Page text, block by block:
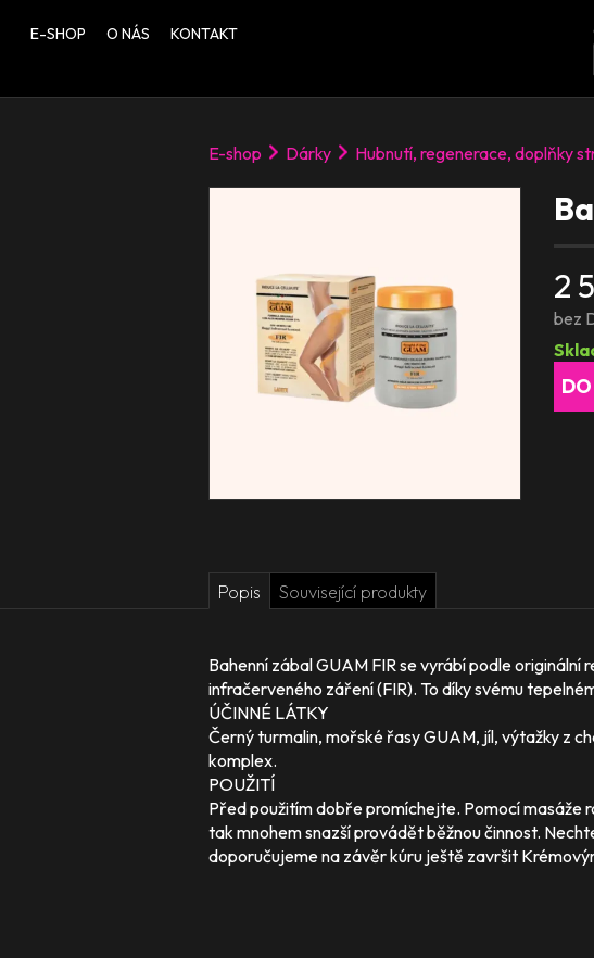
E-SHOP O NÁS KONTAKT
E-shop Dárky Hubnutí, regenerace, doplňky
2
bez
Popis Související produkty
Bahenní zábal GUAM FIR se vyrábí podle
infračerveného záření (FIR). To díky svému
ÚČINNÉ LÁTKY
Černý turmalin, mořské řasy GUAM, jíl, výtažky z
komplex.
POUŽITÍ
Před použitím dobře promíchejte. Pomocí masáže
tak mnohem snazší provádět běžnou činnost.
doporučujeme na závěr kúru ještě završit